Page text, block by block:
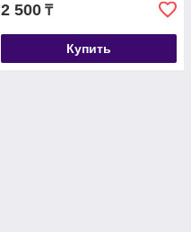
2 500 ₸
Купить